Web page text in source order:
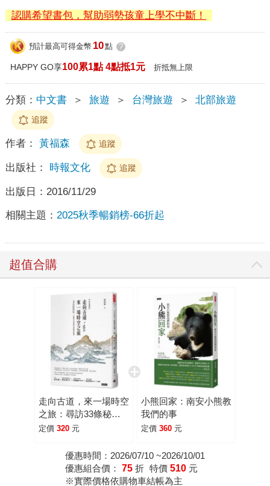
認購希望書包，幫助弱勢孩童上學不中斷！
預計最高可得金幣 10點 ?
HAPPY GO享100累1點 4點抵1元 折抵無上限
分類： 中文書 ＞ 旅遊 ＞ 台灣旅遊 ＞ 北部旅遊
追蹤
作者： 黃福森 追蹤
出版社： 時報文化 追蹤
出版日： 2016/11/29
相關主題： 2025秋季暢銷榜-66折起
超值合購
走向古道，來一場時空
之旅：尋訪33條秘境
古道，了解你不知道的
定價 320 元
小熊回家：南安小熊教
我們的事
定價 360 元
優惠時間：2026/07/10 ~2026/10/01
優惠組合價： 75 折 特價 510 元
※實際價格依購物車結帳為主